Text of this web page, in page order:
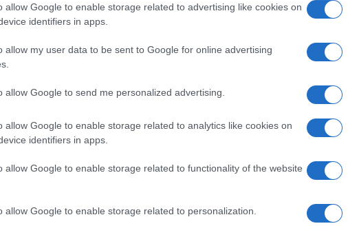
allow Google to enable storage related to advertising like cookies on
identifiers in apps.
allow my user data to be sent to Google for online advertising
allow Google to send me personalized advertising.
allow Google to enable storage related to analytics like cookies on
identifiers in apps.
allow Google to enable storage related to functionality of the website
allow Google to enable storage related to personalization.
dà perfettamente il senso del
Quando pensiamo agli olandesi, ce li
ne è il perfetto archetipo.
riportata da
l’altro, Rutte aveva un po’ di opposizione,
tenero nei confronti di Putin a
della NATOStoltenberg. Come è
Evidentemente con il suo
ha messo tutti d’accordo.